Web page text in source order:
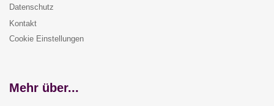
Datenschutz
Kontakt
Cookie Einstellungen
Mehr über...